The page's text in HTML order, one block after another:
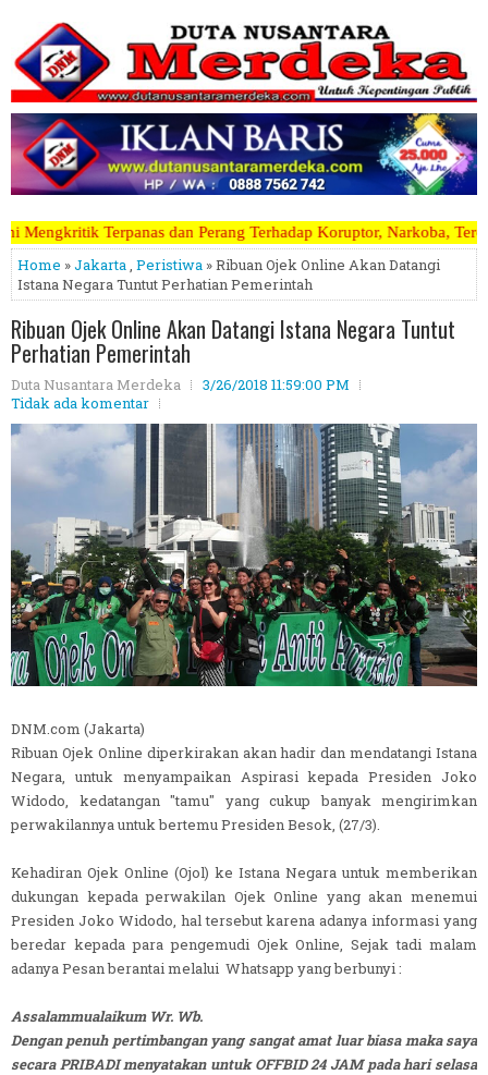
Terhadap Koruptor, Narkoba, Teroris Musuh Rakyat
Home »Jakarta, Peristiwa » Ribuan Ojek Online Akan Datangi
Istana Negara Tuntut Perhatian Pemerintah
Ribuan Ojek Online Akan Datangi Istana Negara Tuntut
Perhatian Pemerintah
Duta Nusantara Merdeka
3/26/2018 11:59:00 PM
Tidak ada komentar
DNM.com (Jakarta)
Ribuan Ojek Online diperkirakan akan hadir dan mendatangi Istana
Negara, untuk menyampaikan Aspirasi kepada Presiden Joko
Widodo, kedatangan "tamu" yang cukup banyak mengirimkan
perwakilannya untuk bertemu Presiden Besok, (27/3).
Kehadiran Ojek Online (Ojol) ke Istana Negara untuk memberikan
dukungan kepada perwakilan Ojek Online yang akan menemui
Presiden Joko Widodo, hal tersebut karena adanya informasi yang
beredar kepada para pengemudi Ojek Online, Sejak tadi malam
adanya Pesan berantai melalui Whatsapp yang berbunyi :
Assalammualaikum Wr. Wb.
Dengan penuh pertimbangan yang sangat amat luar biasa maka saya
secara PRIBADI menyatakan untuk OFFBID 24 JAM pada hari selasa